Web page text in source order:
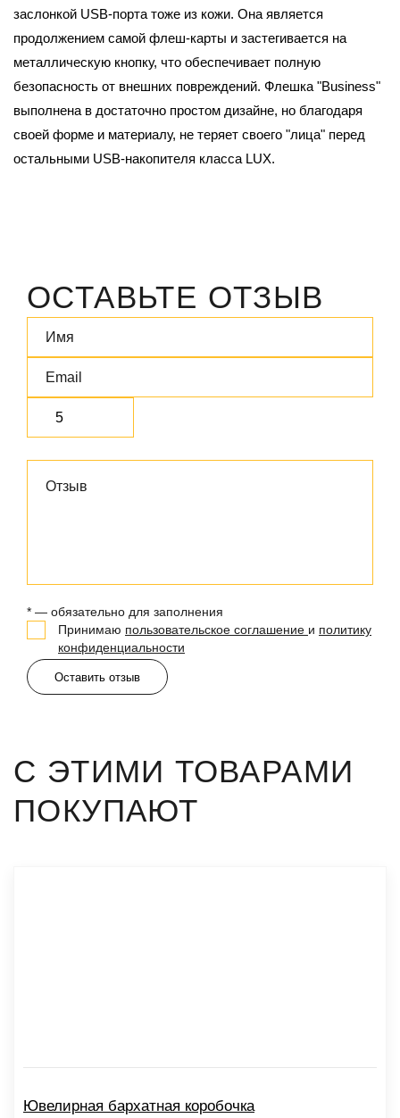
заслонкой USB-порта тоже из кожи. Она является
продолжением самой флеш-карты и застегивается на
металлическую кнопку, что обеспечивает полную
безопасность от внешних повреждений. Флешка "Business"
выполнена в достаточно простом дизайне, но благодаря
своей форме и материалу, не теряет своего "лица" перед
остальными USB-накопителя класса LUX.
ОСТАВЬТЕ ОТЗЫВ
* — обязательно для заполнения
Принимаю пользовательское соглашение и политику
конфиденциальности
Оставить отзыв
С ЭТИМИ ТОВАРАМИ
ПОКУПАЮТ
Ювелирная бархатная коробочка